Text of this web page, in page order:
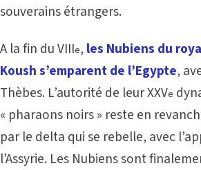
souverains étrangers.
A la fin du VIIIe, les Nubiens du
Koush s’emparent de l’Egypte,
Thèbes. L’autorité de leur XXVe
« pharaons noirs » reste en
par le delta qui se rebelle, avec
l’Assyrie. Les Nubiens sont